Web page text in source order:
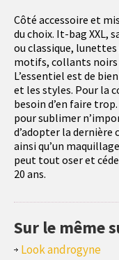
Côté accessoire et
du choix. It-bag XXL,
ou classique,
motifs, collants
L’essentiel est de
et les styles. Pour la
besoin d’en faire
pour sublimer
d’adopter la dernière
ainsi qu’un
peut tout oser et
20 ans.
Sur le même
Look androgyne